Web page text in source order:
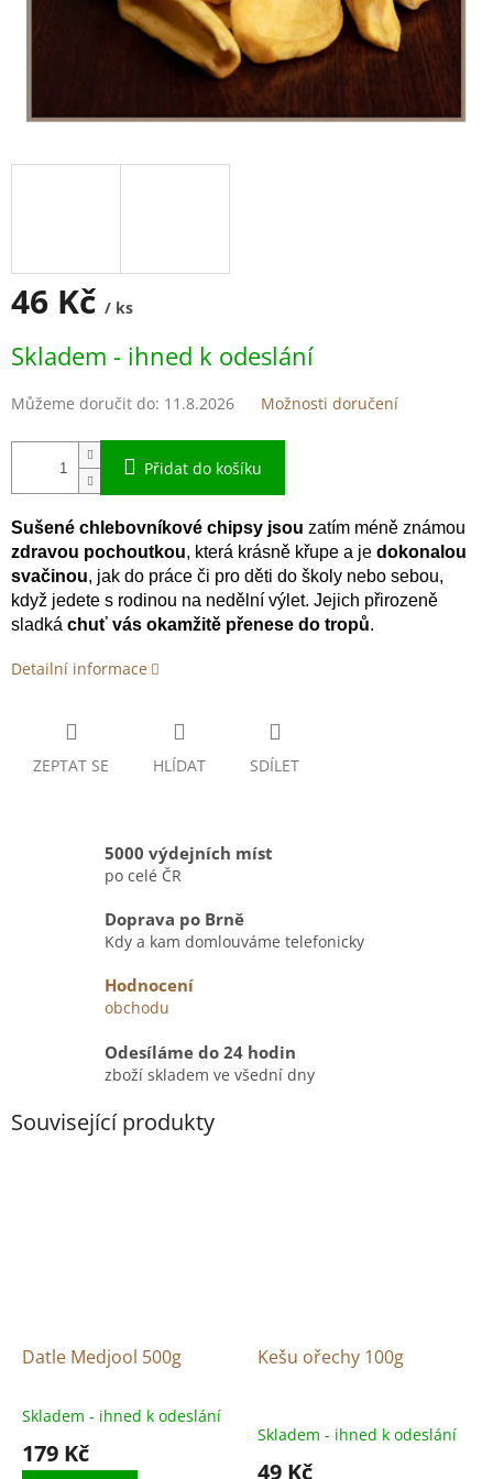
46 Kč / ks
cena:
Skladem - ihned k odeslání
Můžeme doručit do: 11.8.2026 Možnosti doručení
Přidat do košíku
Sušené chlebovníkové chipsy jsou zatím méně známou
zdravou pochoutkou, která krásně křupe a je dokonalou
svačinou, jak do práce či pro děti do školy nebo sebou,
když jedete s rodinou na nedělní výlet. Jejich přirozeně
sladká chuť vás okamžitě přenese do tropů.
Detailní informace
ZEPTAT SE HLÍDAT SDÍLET
5000 výdejních míst
po celé ČR
Doprava po Brně
Kdy a kam domlouváme telefonicky
Hodnocení
obchodu
Odesíláme do 24 hodin
zboží skladem ve všední dny
Související produkty
Datle Medjool 500g
Průměrné
produktu
Skladem - ihned k odeslání
179 Kč
Kešu ořechy 100g
Skladem - ihned k odeslání
49 Kč